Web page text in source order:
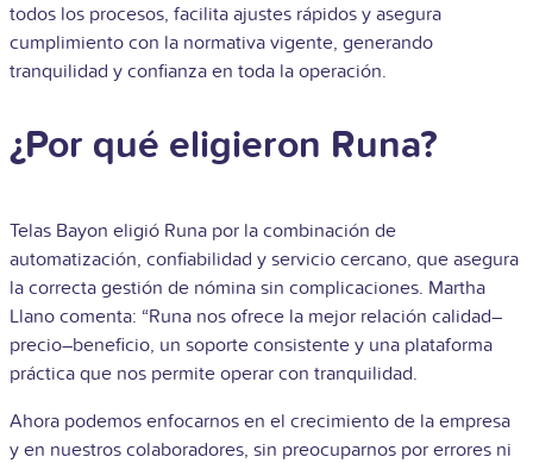
todos los procesos, facilita ajustes rápidos y asegura
cumplimiento con la normativa vigente, generando
tranquilidad y confianza en toda la operación.
¿Por qué eligieron Runa?
Telas Bayon eligió Runa por la combinación de
automatización, confiabilidad y servicio cercano, que asegura
la correcta gestión de nómina sin complicaciones. Martha
Llano comenta: “Runa nos ofrece la mejor relación calidad–
precio–beneficio, un soporte consistente y una plataforma
práctica que nos permite operar con tranquilidad.
Ahora podemos enfocarnos en el crecimiento de la empresa
y en nuestros colaboradores, sin preocuparnos por errores ni